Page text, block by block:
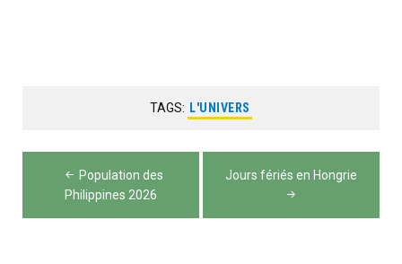
TAGS: L'UNIVERS
Navigation
Population des
Philippines 2026
Jours fériés en Hongrie